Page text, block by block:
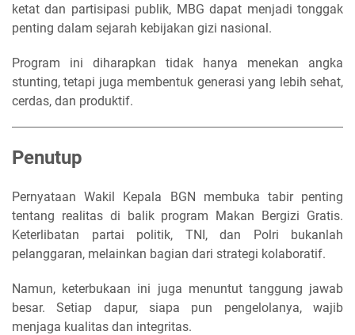
ketat dan partisipasi publik, MBG dapat menjadi tonggak
penting dalam sejarah kebijakan gizi nasional.
Program ini diharapkan tidak hanya menekan angka
stunting, tetapi juga membentuk generasi yang lebih sehat,
cerdas, dan produktif.
Penutup
Pernyataan Wakil Kepala BGN membuka tabir penting
tentang realitas di balik program Makan Bergizi Gratis.
Keterlibatan partai politik, TNI, dan Polri bukanlah
pelanggaran, melainkan bagian dari strategi kolaboratif.
Namun, keterbukaan ini juga menuntut tanggung jawab
besar. Setiap dapur, siapa pun pengelolanya, wajib
menjaga kualitas dan integritas.